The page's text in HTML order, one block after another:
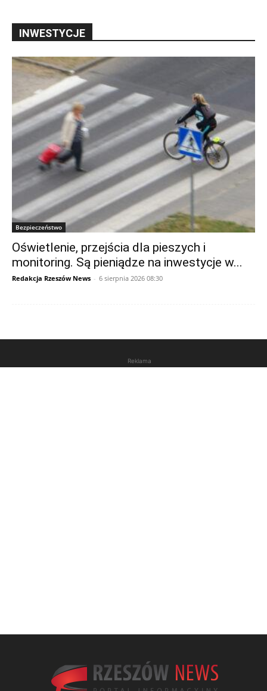
INWESTYCJE
Bezpieczeństwo
Oświetlenie, przejścia dla pieszych i
monitoring. Są pieniądze na inwestycje w...
Redakcja Rzeszów News - 6 sierpnia 2026 08:30
Reklama